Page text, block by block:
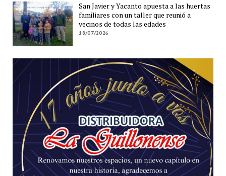
San Javier y Yacanto apuesta a las huertas
familiares con un taller que reunió a
vecinos de todas las edades
18/07/2026